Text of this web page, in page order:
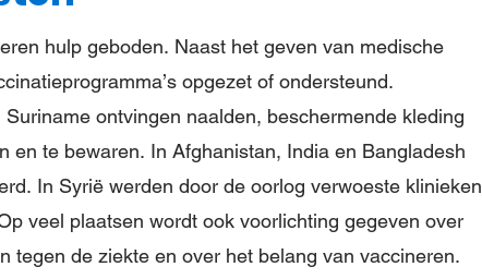
hulp geboden. Naast het geven van medische
opgezet of ondersteund.
ontvingen naalden, beschermende kleding
en te bewaren. In Afghanistan, India en Bangladesh
In Syrië werden door de oorlog verwoeste klinieken
veel plaatsen wordt ook voorlichting gegeven over
tegen de ziekte en over het belang van vaccineren.